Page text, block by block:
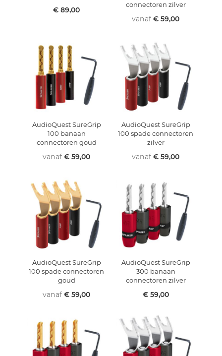
€ 89,00
connectoren zilver
vanaf € 59,00
AudioQuest SureGrip
100 banaan
connectoren goud
vanaf € 59,00
AudioQuest SureGrip
100 spade connectoren
zilver
vanaf € 59,00
AudioQuest SureGrip
100 spade connectoren
goud
vanaf € 59,00
AudioQuest SureGrip
300 banaan
connectoren zilver
€ 59,00